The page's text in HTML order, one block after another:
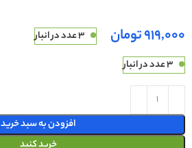
تومان
3 عدد در انبار
3 عدد در انبار
افزودن به سبد خرید
خرید کنید